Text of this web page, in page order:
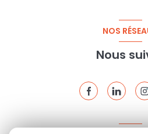
NOS
Nous